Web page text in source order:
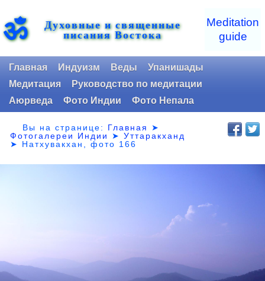
ॐ Духовные и священные
писания Востока
Meditation
guide
Главная Индуизм Веды
Упанишады
Медитация
Руководство по медитации
Аюрведа
Фото Индии Фото Непала
Вы на странице: Главная
➤
Фотогалереи Индии
➤Уттаракханд
➤ Натхувакхан, фото 166